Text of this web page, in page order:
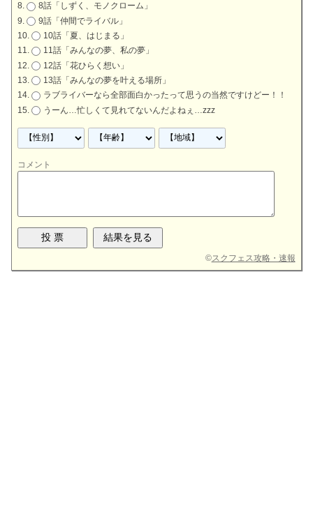
8話「しずく、モノクローム」
9話「仲間でライバル」
10話「夏、はじまる」
11話「みんなの夢、私の夢」
12話「花ひらく想い」
13話「みんなの夢を叶える場所」
ラブライバーなら全部面白かったって思うの当然ですけどー！！
うーん…忙しくて見れてないんだよねぇ…zzz
コメント
©スクフェス攻略・速報